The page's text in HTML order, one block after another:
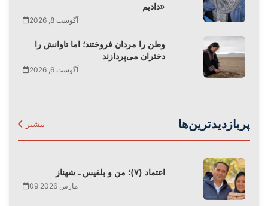
دادیم»
آگوست 8, 2026
وطن را مردان فروختند؛ اما تاوانش را
دختران می‌پردازند
آگوست 6, 2026
پربازدیدترین‌ها بیشتر
اعتماد (۷)؛ من و بلقیس ـ شهناز
09 مارس 2026